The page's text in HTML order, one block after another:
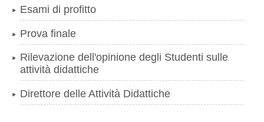
Esami di profitto
Prova finale
Rilevazione dell'opinione degli Studenti sulle
attività didattiche
Direttore delle Attività Didattiche